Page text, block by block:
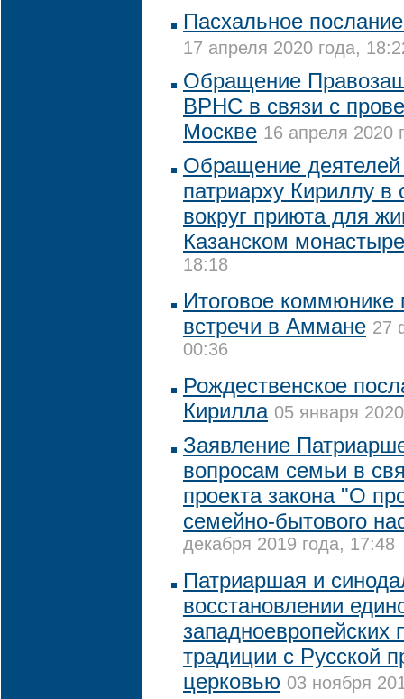
Пасхальное
17 апреля 2020 года,
Обращение
ВРНС в связи с
Москве 16 апреля 2020
Обращение деятелей
патриарху Кириллу в
вокруг приюта для
Казанском монастыре
18:18
Итоговое
встречи в Аммане 27
00:36
Рождественское
Кирилла 05 января
Заявление
вопросам семьи в
проекта закона "О
семейно-бытового
декабря 2019 года, 17:48
Патриаршая и
восстановлении
западноевропейских
традиции с Русской
церковью 03 ноября